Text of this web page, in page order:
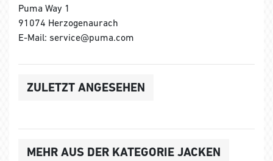
Puma Way 1
91074 Herzogenaurach
E-Mail: service@puma.com
ZULETZT ANGESEHEN
MEHR AUS DER KATEGORIE JACKEN